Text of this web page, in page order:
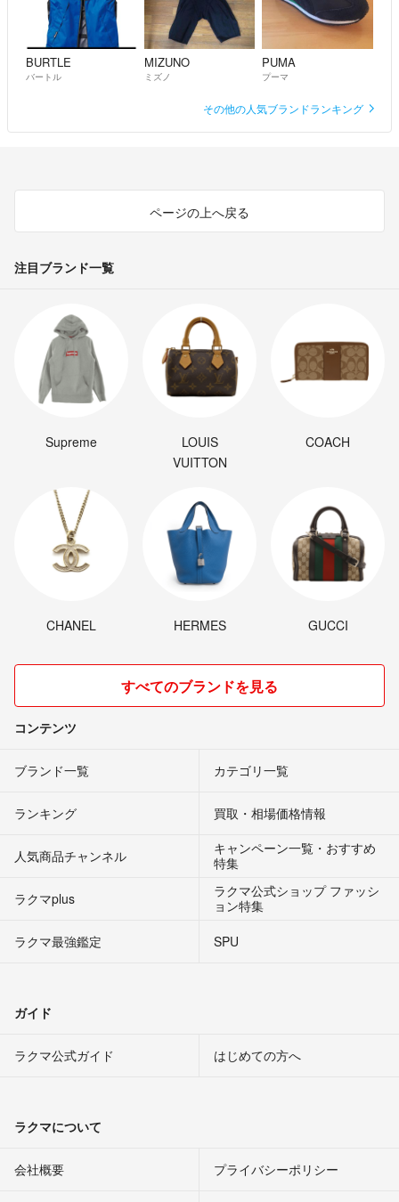
BURTLE
バートル
MIZUNO
ミズノ
PUMA
プーマ
その他の人気ブランドランキング
ページの上へ戻る
注目ブランド一覧
Supreme
LOUIS
VUITTON
COACH
CHANEL HERMES GUCCI
すべてのブランドを見る
コンテンツ
ブランド一覧 カテゴリ一覧
ランキング 買取・相場価格情報
人気商品チャンネル
キャンペーン一覧・おすすめ
特集
ラクマplus
ラクマ公式ショップ ファッシ
ョン特集
ラクマ最強鑑定
SPU
ガイド
ラクマ公式ガイド はじめての方へ
ラクマについて
会社概要 プライバシーポリシー